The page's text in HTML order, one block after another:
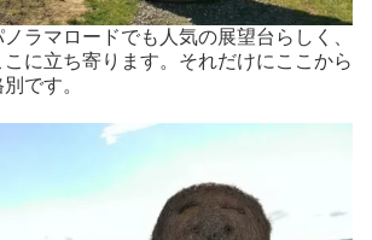
ラマロードでも人気の展望台らしく、
に立ち寄ります。それだけにここから
です。